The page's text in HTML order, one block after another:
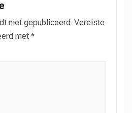
niet gepubliceerd. Vereiste
met *